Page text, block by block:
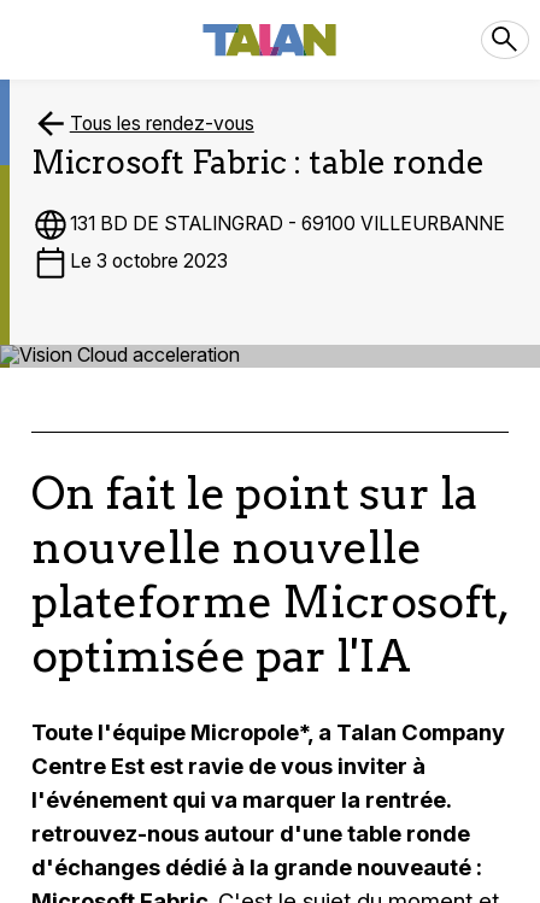
Tous les rendez-vous
Microsoft Fabric : table ronde
131 BD DE STALINGRAD - 69100 VILLEURBANNE
Le 3 octobre 2023
On fait le point sur la
nouvelle nouvelle
plateforme Microsoft,
optimisée par l'IA
Toute l'équipe Micropole*, a Talan Company
Centre Est est ravie de vous inviter à
l'événement qui va marquer la rentrée.
retrouvez-nous autour d'une table ronde
d'échanges dédié à la grande nouveauté :